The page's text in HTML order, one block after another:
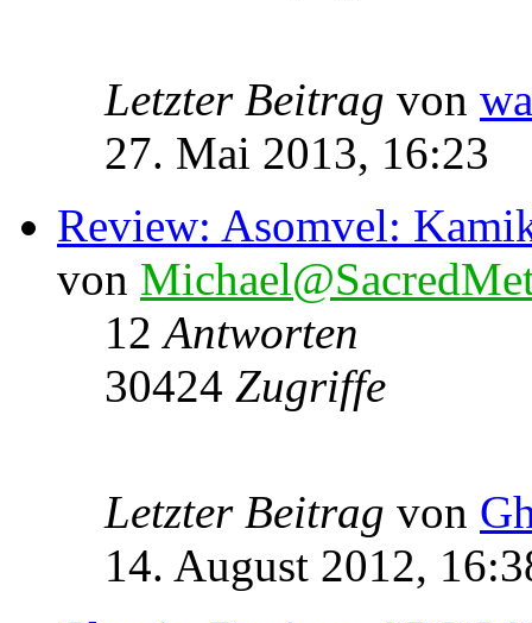
Letzter Beitrag von
27. Mai 2013, 16:23
Review: Asomvel:
von
12Antworten
30424 Zugriffe
Letzter Beitrag von
14. August 2012,